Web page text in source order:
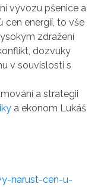
vývozu pšenice a
cen energií, to vše
zdražení
dozvuky
v souvislosti s
a strategii
a ekonom Lukáš
narust-cen-u-